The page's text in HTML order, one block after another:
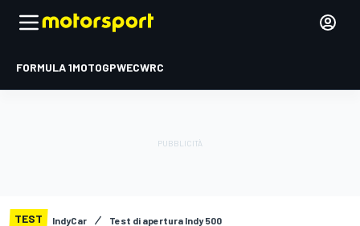
FORMULA 1MOTOGPWECWRC
TEST IndyCar Test di apertura Indy 500